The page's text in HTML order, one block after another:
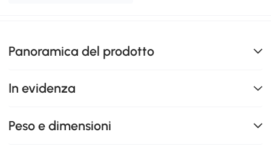
Panoramica del prodotto
In evidenza
Peso e dimensioni